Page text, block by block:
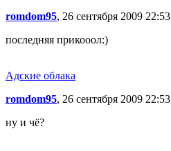
romdom95, 26 сентября 2009 22:53
последняя прикооол:)
Адские облака
romdom95, 26 сентября 2009 22:53
ну и чё?